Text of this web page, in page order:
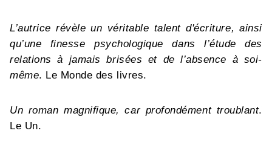
L’autrice révèle un véritable talent d'écriture, ainsi
qu’une finesse psychologique dans l’étude des
relations à jamais brisées et de l’absence à soi-
même. Le Monde des livres.
Un roman magnifique, car profondément troublant.
Le Un.